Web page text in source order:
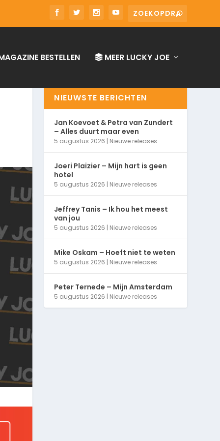
BESTELLEN MEER LUCKY JOE
NIEUWSTE BERICHTEN
Jan Koevoet & Petra van Zundert
– Alles duurt maar even
5 augustus 2026 | Nieuwe releases
Joeri Plaizier – Mijn hart is geen
hotel
5 augustus 2026 | Nieuwe releases
Jeffrey Tanis – Ik hou het meest
van jou
5 augustus 2026 | Nieuwe releases
Mike Oskam – Hoeft niet te weten
5 augustus 2026 | Nieuwe releases
Peter Ternede – Mijn Amsterdam
5 augustus 2026 | Nieuwe releases